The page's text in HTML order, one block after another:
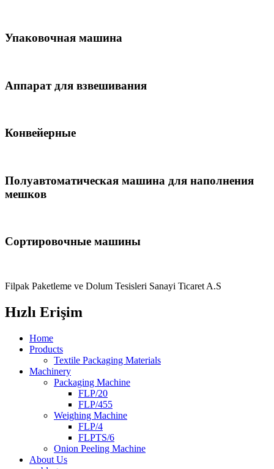
Упаковочная машина
Аппарат для взвешивания
Конвейерные
Полуавтоматическая машина для наполнения
мешков
Сортировочные машины
Filpak Paketleme ve Dolum Tesisleri Sanayi Ticaret A.S
Hızlı Erişim
Home
Products
Textile Packaging Materials
Machinery
Packaging Machine
FLP/20
FLP/455
Weighing Machine
FLP/4
FLPTS/6
Onion Peeling Machine
About Us